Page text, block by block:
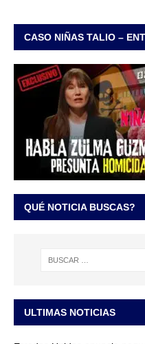
CASO NIÑAS TALIO –
QUÉ NOTICIA BUSCAS?
ULTIMAS NOTICIAS